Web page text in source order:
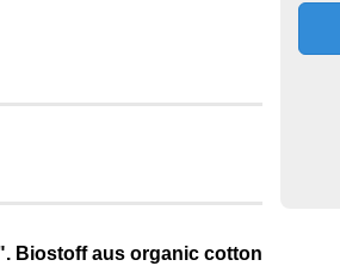
Biostoff aus organic cotton